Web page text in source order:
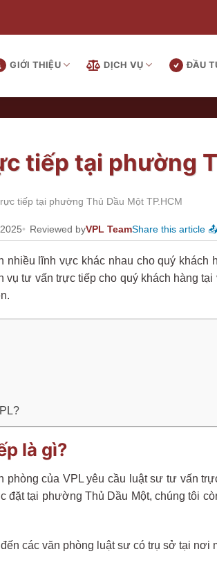
GIỚI THIỆU DỊCH VỤ ĐẦU
tiếp tại phường
tiếp tại phường Thủ Dầu Một TP.HCM
Reviewed byVPL TeamShare this article 📤
lĩnh vực khác nhau cho quý khách
tư vấn trực tiếp cho quý khách hàng
là gì?
của VPL yêu cầu luật sư tư vấn
tại phường Thủ Dầu Một, chúng tôi
các văn phòng luật sư có trụ sở tại nơi